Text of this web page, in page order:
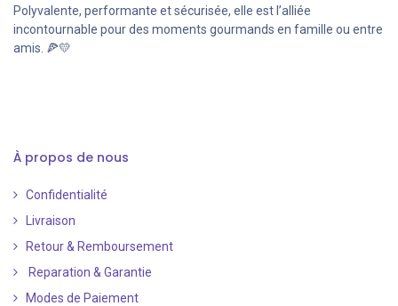
Polyvalente, performante et sécurisée, elle est l’alliée
incontournable pour des moments gourmands en famille ou entre
amis. 🍕💛
À propos de nous
Confidentialité
Livraison
Retour & Remboursement
Reparation & Garantie
Modes de Paiement